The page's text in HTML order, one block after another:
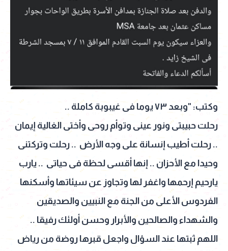
وكتب: "وبعد ٧٣ يوما فى غيبوبة كاملة ..
رحلت حبيبتى ونور عينى وتوأم روحى وأختى الغالية إيمان
.. رحلت أطيب إنسانة على وجه الأرض .. رحلت وتركتنى
وحيدا مع الأحزان .. إنها أقسى لحظة فى حياتى .. يارب
يارحيم إرحمها واغفر لها وتجاوز عن سيئاتها وأسكنها
الفردوس الأعلى من الجنة مع النبيين والصديقين
والشهداء والصالحين والأبرار وحسن أولئك رفيقا ..
اللهم ثبتها عند السؤال واجعل قبرها روضة من رياض